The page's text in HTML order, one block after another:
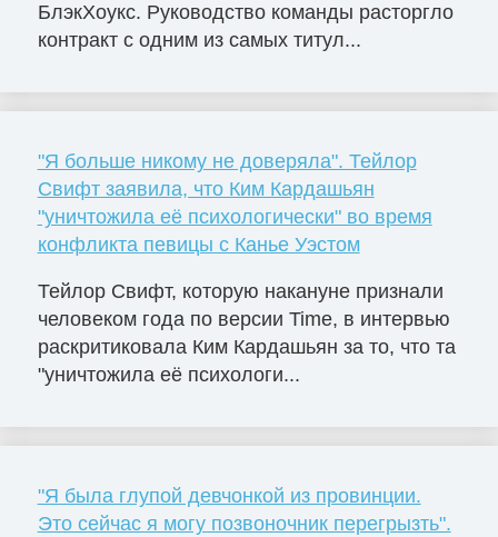
БлэкХоукс. Руководство команды расторгло
контракт с одним из самых титул...
"Я больше никому не доверяла". Тейлор
Свифт заявила, что Ким Кардашьян
"уничтожила её психологически" во время
конфликта певицы с Канье Уэстом
Тейлор Свифт, которую накануне признали
человеком года по версии Time, в интервью
раскритиковала Ким Кардашьян за то, что та
"уничтожила её психологи...
"Я была глупой девчонкой из провинции.
Это сейчас я могу позвоночник перегрызть".